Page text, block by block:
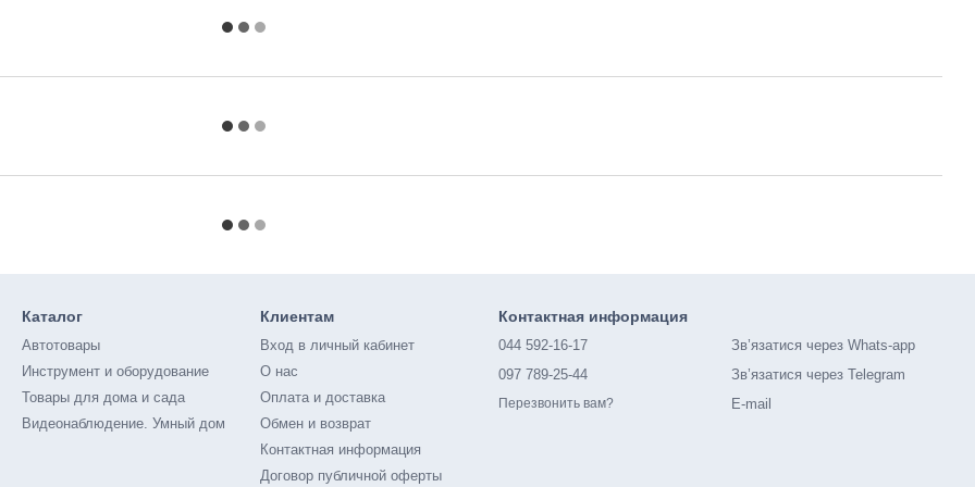
Каталог
Автотовары
Инструмент и оборудование
Товары для дома и сада
Видеонаблюдение. Умный дом
Клиентам
Вход в личный кабинет
О нас
Оплата и доставка
Обмен и возврат
Контактная информация
Договор публичной оферты
Контактная информация
044 592-16-17
097 789-25-44
Перезвонить вам?
Зв’язатися через Whats-app
Зв’язатися через Telegram
E-mail